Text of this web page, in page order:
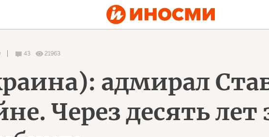
43 21963
адмирал
Через десять